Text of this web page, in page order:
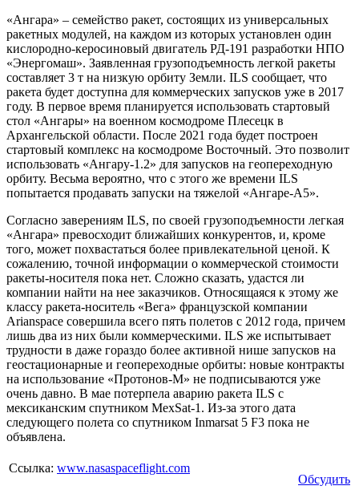
«Ангара» – семейство ракет, состоящих из универсальных
ракетных модулей, на каждом из которых установлен один
кислородно-керосиновый двигатель РД-191 разработки НПО
«Энергомаш». Заявленная грузоподъемность легкой ракеты
составляет 3 т на низкую орбиту Земли. ILS сообщает, что
ракета будет доступна для коммерческих запусков уже в 2017
году. В первое время планируется использовать стартовый
стол «Ангары» на военном космодроме Плесецк в
Архангельской области. После 2021 года будет построен
стартовый комплекс на космодроме Восточный. Это позволит
использовать «Ангару-1.2» для запусков на геопереходную
орбиту. Весьма вероятно, что с этого же времени ILS
попытается продавать запуски на тяжелой «Ангаре-А5».
Согласно заверениям ILS, по своей грузоподъемности легкая
«Ангара» превосходит ближайших конкурентов, и, кроме
того, может похвастаться более привлекательной ценой. К
сожалению, точной информации о коммерческой стоимости
ракеты-носителя пока нет. Сложно сказать, удастся ли
компании найти на нее заказчиков. Относящаяся к этому же
классу ракета-носитель «Вега» французской компании
Arianspace совершила всего пять полетов с 2012 года, причем
лишь два из них были коммерческими. ILS же испытывает
трудности в даже гораздо более активной нише запусков на
геостационарные и геопереходные орбиты: новые контракты
на использование «Протонов-М» не подписываются уже
очень давно. В мае потерпела аварию ракета ILS с
мексиканским спутником MexSat-1. Из-за этого дата
следующего полета со спутником Inmarsat 5 F3 пока не
объявлена.
Ссылка: www.nasaspaceflight.com
Обсудить